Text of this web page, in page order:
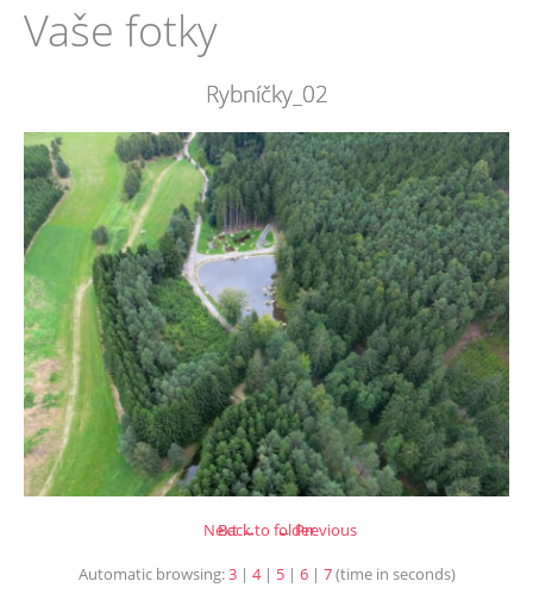
Vaše fotky
Rybníčky_02
← Previous
Next →
Back to folder
Automatic browsing:3| 4| 5| 6| 7(time in seconds)